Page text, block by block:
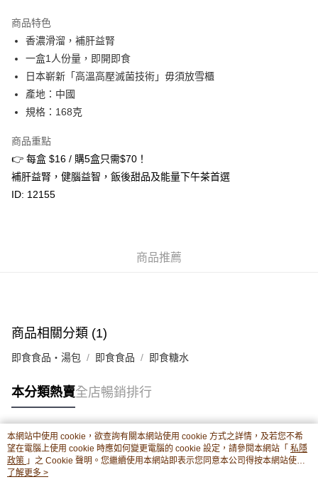
AlipayHK
PayMe
WeChat Pay
BoC Pay
其他轉帳方式
相關說明
轉數快識別碼(FPS ID)：4042362 中國銀行戶口：012-875-1-240680-7 匯
豐銀行戶口：652-589300-838 收款人：PREMIER FOOD LTD 請於24小時
送貨方式
每筆HK$80.00，滿HK$380.00或以上免運費
滿$380免運費 - 送貨到家(3-5個工作天內送達)
每筆HK$80.00，滿HK$380.00或以上免運費
商品特色
香濃滑溜，補肝益腎
一盒1人份量，即開即食
日本嶄新「高溫高壓滅菌技術」毋須放雪櫃
產地：中國
規格：168克
商品重點
👉 每盒 $16 / 購5盒只需$70！
補肝益腎，健腦益智，飯後甜品及能量下午茶首選
ID: 12155
商品推薦
商品相關分類 (1)
即食食品・湯包 即食食品 即食糖水
本分類熱賣全店暢銷排行
熱門標籤
熱銷排行
本網站中使用 cookie，欲查詢有關本網站使用 cookie 方式之詳情，及若您不希
望在電腦上使用 cookie 時應如何變更電腦的 cookie 設定，請參閱本網站「 私隱
政策 」之 Cookie 聲明。您繼續使用本網站即表示您同意本公司得按本網站使用
條款之 Cookie 聲明使用 cookie。
了解更多 >